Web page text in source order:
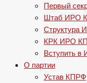
Первый
Штаб ИРО
Структура
КРК ИРО
Вступить
О партии
Устав КПРФ